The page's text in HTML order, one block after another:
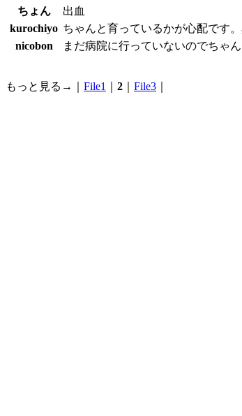
ちょん
出血
kurochiyo ちゃんと育っているかが心配です
nicobon
まだ病院に行っていないのでちゃ
もっと見る→｜ File1 2 File3